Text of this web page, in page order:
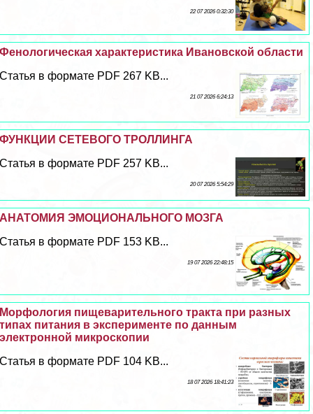
22 07 2026 0:32:30
Фенологическая хаpaктеристика Ивановской области
Статья в формате PDF 267 KB...
21 07 2026 6:24:13
ФУНКЦИИ СЕТЕВОГО ТРОЛЛИНГА
Статья в формате PDF 257 KB...
20 07 2026 5:54:29
АНАТОМИЯ ЭМОЦИОНАЛЬНОГО МОЗГА
Статья в формате PDF 153 KB...
19 07 2026 22:48:15
Морфология пищеварительного тpaкта при разных
типах питания в эксперименте по данным
электронной микроскопии
Статья в формате PDF 104 KB...
18 07 2026 18:41:23